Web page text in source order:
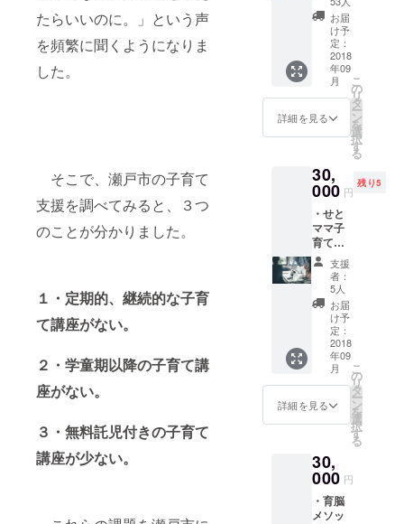
たらいいのに。」という声
を頻繁に聞くようになりま
した。
そこで、瀬戸市の子育て
支援を調べてみると、３つ
のことが分かりました。
１・定期的、継続的な子育
て講座がない。
２・学童期以降の子育て講
座がない。
３・無料託児付きの子育て
講座が少ない。
戸市在
住の方
やプロ
ジェク
トを応
援して
くれて
さんが
音楽に
てくれ
まし
た。
きっと
笑顔に
なって
もらえ
ると思
いま
す。
笑顔に
なる
踊って
みた動
画：私
たち4人
の講師
が中心
住の方
やプロ
トを応
援して
くれて
いる皆
さんが
音楽に
合わせ
て踊っ
てくれ
まし
た。
きっと
なって
もらえ
す。
えしま
す。 ・
脳の仕
組みに
基づい
た年代
別関わ
り方の
メソッ
ド」の
講師で
ある水
野貴久
枝から
脳の仕
組みの
解説と
それぞ
れの講
師から
の子育
てのヒ
ントを
お伝え
しま
なる
踊って
みた動
画：私
たち4人
のイン
ストラ
クター
水野貴
久枝よ
り、大
事なポ
イント
を７つ
すべて
えしま
す。 ・
脳の仕
組みに
基づい
た年代
別関わ
り方の
ヒント
動画：
「育脳
メソッ
ド」の
講師で
ある水
野貴久
枝から
それぞ
れの講
師から
の子育
てのヒ
お届
け予
定：
2018
年09
月
詳細を見る
こ
の
リ
タ
ー
ン
を
選
択
す
る
30,
000 円
残り5
・せと
ママ子
育てプ
ロジェ
クトの
メン
バーで
あり、
起業コ
ンサル
ティン
グも
行って
いる一
尾か
ら、120
別相談
をさせ
ていた
だきま
す。 ・
支援
者：
5人
お届
け予
定：
2018
年09
月
詳細を見る
こ
の
リ
タ
ー
ン
を
選
択
す
る
30,
000 円
・育脳
メソッ